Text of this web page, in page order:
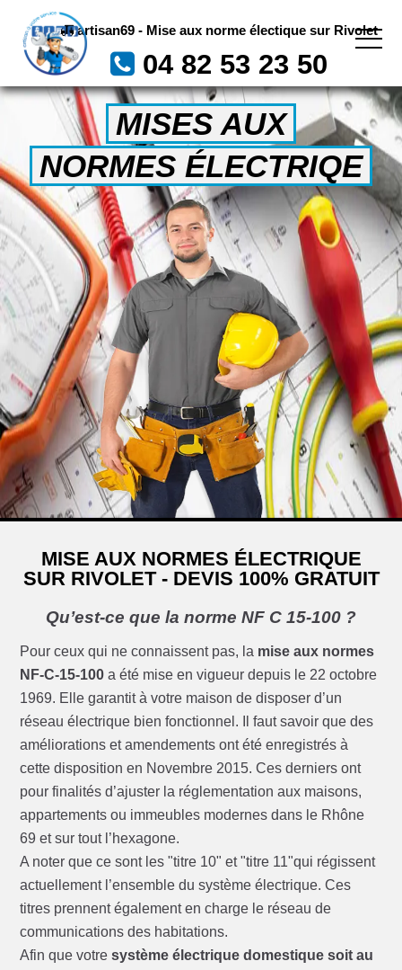
artisan69 - Mise aux norme électique sur Rivolet
04 82 53 23 50
MISES AUX
NORMES ÉLECTRIQE
MISE AUX NORMES ÉLECTRIQUE
SUR RIVOLET - DEVIS 100% GRATUIT
Qu’est-ce que la norme NF C 15-100 ?
Pour ceux qui ne connaissent pas, la mise aux normes
NF-C-15-100 a été mise en vigueur depuis le 22 octobre
1969. Elle garantit à votre maison de disposer d’un
réseau électrique bien fonctionnel. Il faut savoir que des
améliorations et amendements ont été enregistrés à
cette disposition en Novembre 2015. Ces derniers ont
pour finalités d’ajuster la réglementation aux maisons,
appartements ou immeubles modernes dans le Rhône
69 et sur tout l’hexagone.
A noter que ce sont les "titre 10" et "titre 11"qui régissent
actuellement l’ensemble du système électrique. Ces
titres prennent également en charge le réseau de
communications des habitations.
Afin que votresystème électrique domestique soit au